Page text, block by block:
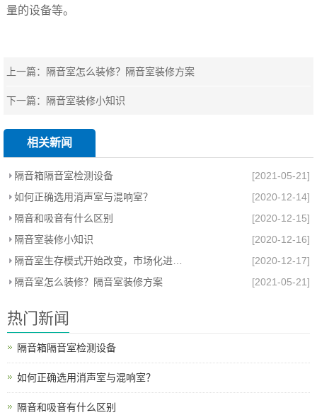
量的设备等。
上一篇： 隔音室怎么装修？隔音室装修方案
下一篇： 隔音室装修小知识
相关新闻
隔音箱隔音室检测设备
[2021-05-21]
如何正确选用消声室与混响室？
[2020-12-14]
隔音和吸音有什么区别
[2020-12-15]
隔音室装修小知识
[2020-12-16]
[2020-12-17]
隔音室怎么装修？隔音室装修方案
[2021-05-21]
热门新闻
隔音箱隔音室检测设备
如何正确选用消声室与混响室？
隔音和吸音有什么区别